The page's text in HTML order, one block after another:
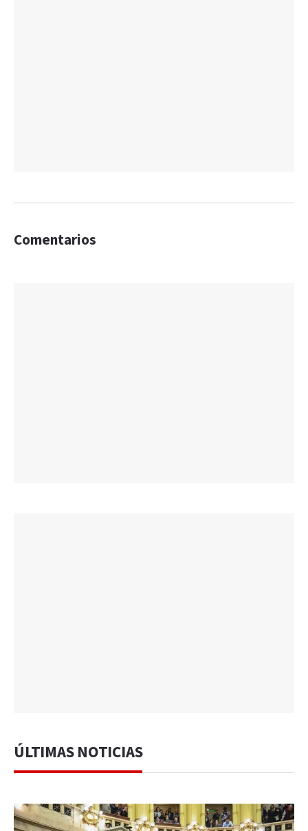
Comentarios
ÚLTIMAS NOTICIAS